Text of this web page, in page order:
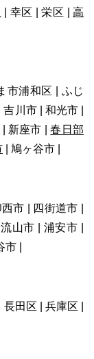
| 幸区 | 栄区 |高
市浦和区 | ふじ
川市 | 和光市 |
| 新座市 |春日部
| 鳩ヶ谷市 |
西市 | 四街道市 |
山市 | 浦安市 |
|
長田区 | 兵庫区 |